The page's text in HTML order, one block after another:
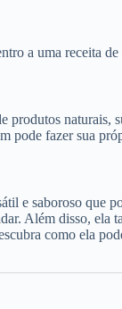
a uma receita
produtos
pode fazer sua
e saboroso que
Além disso,
como ela